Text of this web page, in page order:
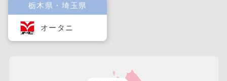
栃木県・埼玉県
オータニ